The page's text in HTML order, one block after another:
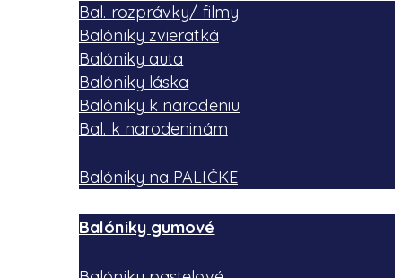
Bal. rozprávky/ filmy
Balóniky zvieratká
Balóniky auta
Balóniky láska
Balóniky k narodeniu
Bal. k narodeninám
Balóniky na PALIČKE
Balóniky gumové